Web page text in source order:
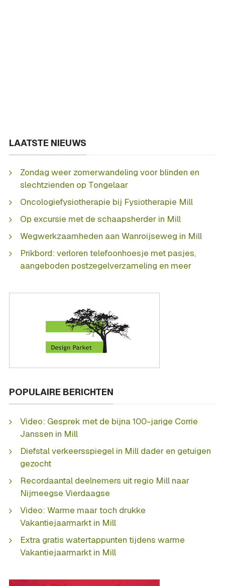
LAATSTE NIEUWS
Zondag weer zomerwandeling voor blinden en
slechtzienden op Tongelaar
Oncologiefysiotherapie bij Fysiotherapie Mill
Op excursie met de schaapsherder in Mill
Wegwerkzaamheden aan Wanroijseweg in Mill
Prikbord: verloren telefoonhoesje met pasjes,
aangeboden postzegelverzameling en meer
POPULAIRE BERICHTEN
Video: Gesprek met de bijna 100-jarige Corrie
Janssen in Mill
Diefstal verkeersspiegel in Mill dader en getuigen
gezocht
Recordaantal deelnemers uit regio Mill naar
Nijmeegse Vierdaagse
Video: Warme maar toch drukke
Vakantiejaarmarkt in Mill
Extra gratis watertappunten tijdens warme
Vakantiejaarmarkt in Mill